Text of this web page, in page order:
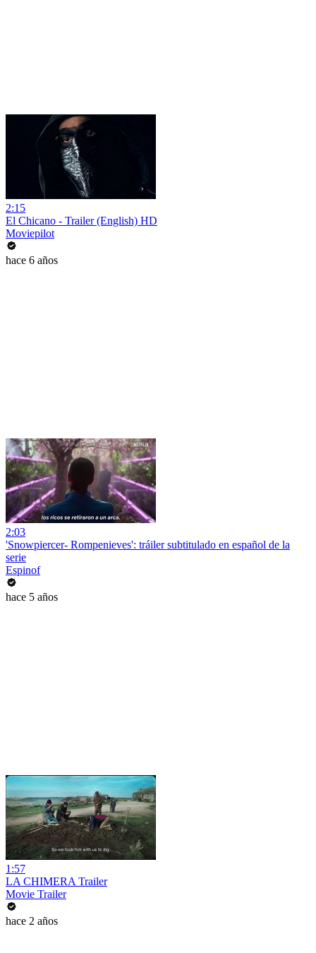
2:15
El Chicano - Trailer (English) HD
Moviepilot
hace 6 años
2:03
'Snowpiercer- Rompenieves': tráiler subtitulado en español de la
serie
Espinof
hace 5 años
1:57
LA CHIMERA Trailer
Movie Trailer
hace 2 años